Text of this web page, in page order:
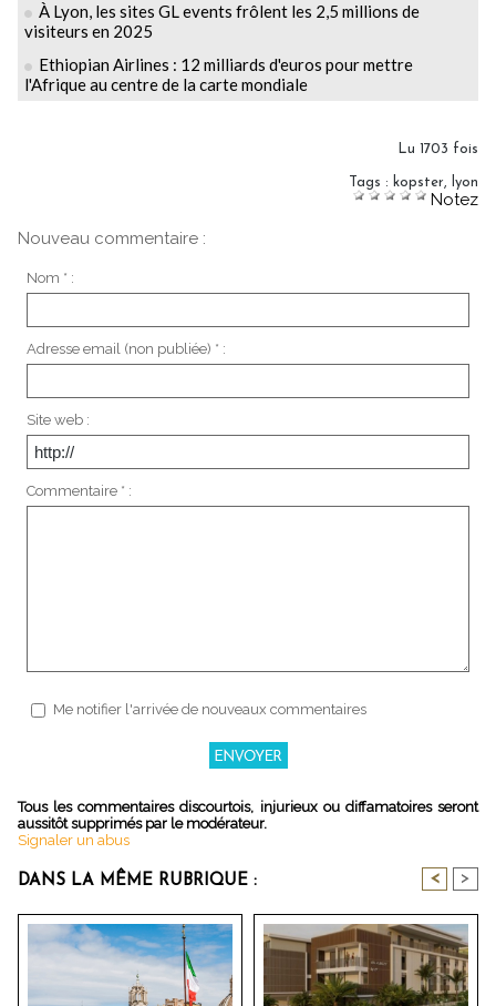
À Lyon, les sites GL events frôlent les 2,5 millions de
visiteurs en 2025
Ethiopian Airlines : 12 milliards d'euros pour mettre
l'Afrique au centre de la carte mondiale
Lu 1703 fois
Tags : kopster, lyon
Notez
Nouveau commentaire :
Nom * :
Adresse email (non publiée) * :
Site web :
Commentaire * :
Me notifier l'arrivée de nouveaux commentaires
Tous les commentaires discourtois, injurieux ou diffamatoires seront
aussitôt supprimés par le modérateur.
Signaler un abus
DANS LA MÊME RUBRIQUE : < >